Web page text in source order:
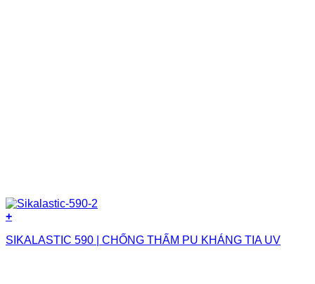
+
SIKALASTIC 590 | CHỐNG THẤM PU KHÁNG TIA UV